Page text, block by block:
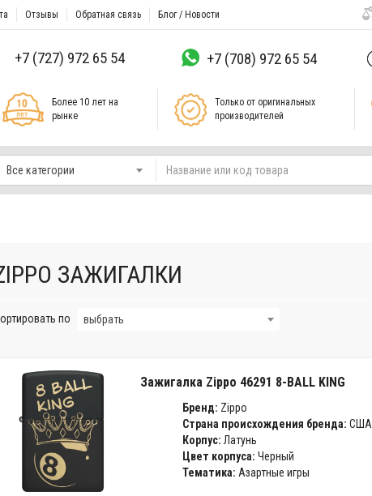
Отзывы Обратная связь Блог / Новости
+7 (727) 972 65 54 +7 (708) 972 65 54
Более 10 лет на
рынке
Только от оригинальных
производителей
Все категории
ЗАЖИГАЛКИ
по выбрать
Зажигалка Zippo 46291 8-BALL KING
Бренд: Zippo
Страна происхождения бренда: США
Корпус: Латунь
Цвет корпуса: Черный
Тематика: Азартные игры